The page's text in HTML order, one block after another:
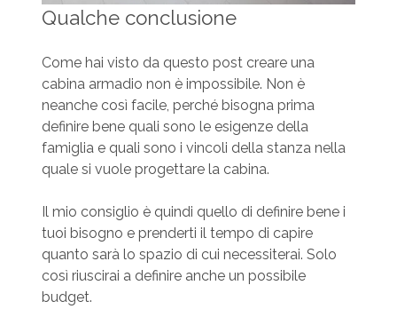
Qualche conclusione
Come hai visto da questo post creare una
cabina armadio non è impossibile. Non è
neanche così facile, perché bisogna prima
definire bene quali sono le esigenze della
famiglia e quali sono i vincoli della stanza nella
quale si vuole progettare la cabina.
Il mio consiglio è quindi quello di definire bene i
tuoi bisogno e prenderti il tempo di capire
quanto sarà lo spazio di cui necessiterai. Solo
così riuscirai a definire anche un possibile
budget.